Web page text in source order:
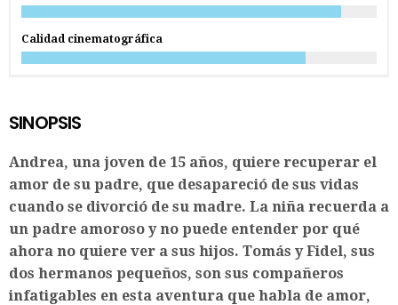
Calidad cinematográfica
SINOPSIS
Andrea, una joven de 15 años, quiere recuperar el
amor de su padre, que desapareció de sus vidas
cuando se divorció de su madre. La niña recuerda a
un padre amoroso y no puede entender por qué
ahora no quiere ver a sus hijos. Tomás y Fidel, sus
dos hermanos pequeños, son sus compañeros
infatigables en esta aventura que habla de amor,